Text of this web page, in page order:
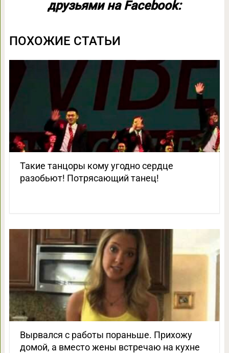
друзьями на Facebook:
ПОХОЖИЕ СТАТЬИ
Такие танцоры кому угодно сердце
разобьют! Потрясающий танец!
Вырвался с работы пораньше. Прихожу
домой, а вместо жены встречаю на кухне